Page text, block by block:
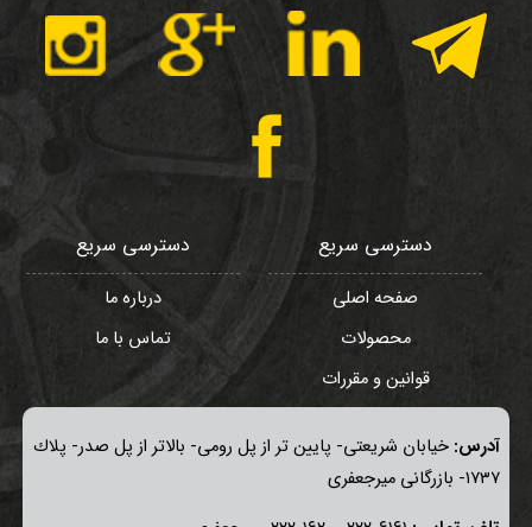
دسترسی سریع
صفحه اصلی
محصولات
قوانین و مقررات
دسترسی سریع
درباره ما
تماس با ما
آدرس: خيابان شريعتی- پايين تر از پل رومی- بالاتر از پل صدر- پلاك
١٧٣٧- بازرگانی میرجعفری